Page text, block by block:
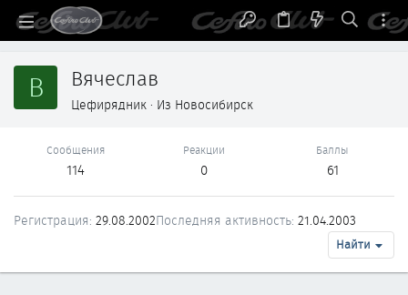
В Вячеслав
Цефирядник · Из Новосибирск
Сообщения
114
Реакции
0
Баллы
61
Регистрация 29.08.2002Последняя активность 21.04.2003
Найти